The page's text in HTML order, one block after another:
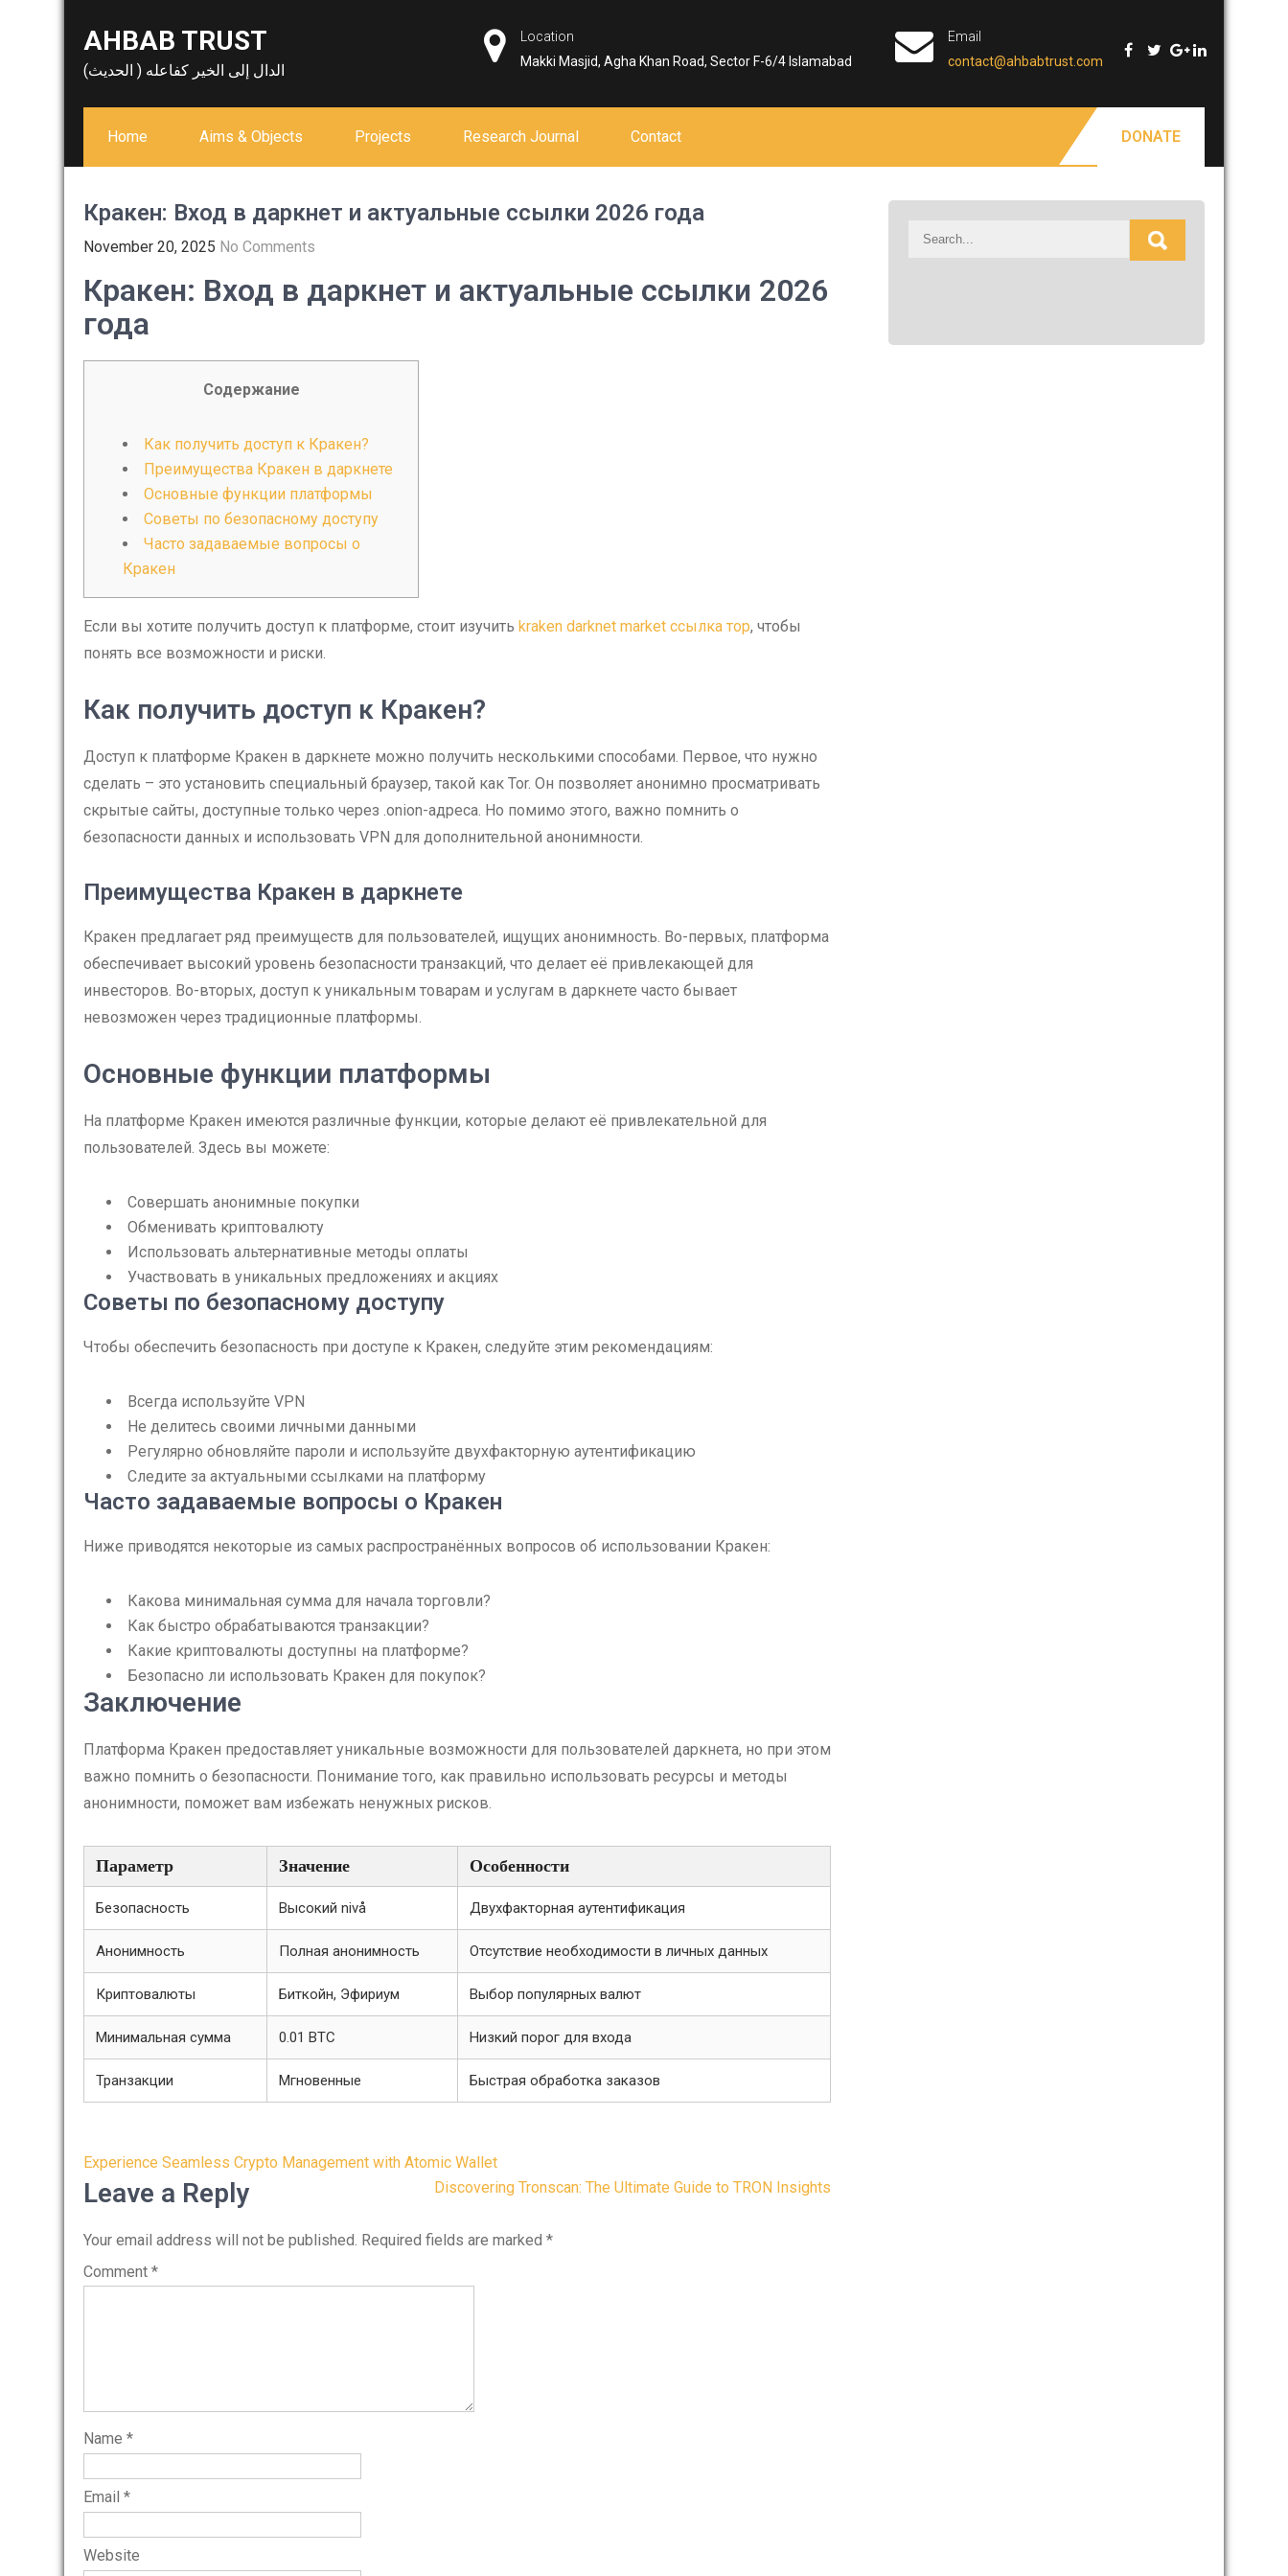
AHBAB TRUST
الدال إلى الخير كفاعله ( الحديث)
Location
Makki Masjid, Agha Khan Road, Sector F-6/4 Islamabad
Email
contact@ahbabtrust.com
Home Aims & Objects Projects Research Journal Contact DONATE
Кракен: Вход в даркнет и актуальные ссылки 2026 года
November 20, 2025 No Comments
Кракен: Вход в даркнет и актуальные ссылки 2026
года
Содержание
Как получить доступ к Кракен?
Преимущества Кракен в даркнете
Основные функции платформы
Советы по безопасному доступу
Часто задаваемые вопросы о
Кракен
Если вы хотите получить доступ к платформе, стоит изучить kraken darknet market ссылка тор, чтобы
понять все возможности и риски.
Как получить доступ к Кракен?
Доступ к платформе Кракен в даркнете можно получить несколькими способами. Первое, что нужно
сделать – это установить специальный браузер, такой как Tor. Он позволяет анонимно просматривать
скрытые сайты, доступные только через .onion-адреса. Но помимо этого, важно помнить о
безопасности данных и использовать VPN для дополнительной анонимности.
Преимущества Кракен в даркнете
Кракен предлагает ряд преимуществ для пользователей, ищущих анонимность. Во-первых, платформа
обеспечивает высокий уровень безопасности транзакций, что делает её привлекающей для
инвесторов. Во-вторых, доступ к уникальным товарам и услугам в даркнете часто бывает
невозможен через традиционные платформы.
Основные функции платформы
На платформе Кракен имеются различные функции, которые делают её привлекательной для
пользователей. Здесь вы можете:
Совершать анонимные покупки
Обменивать криптовалюту
Использовать альтернативные методы оплаты
Участвовать в уникальных предложениях и акциях
Советы по безопасному доступу
Чтобы обеспечить безопасность при доступе к Кракен, следуйте этим рекомендациям:
Всегда используйте VPN
Не делитесь своими личными данными
Регулярно обновляйте пароли и используйте двухфакторную аутентификацию
Следите за актуальными ссылками на платформу
Часто задаваемые вопросы о Кракен
Ниже приводятся некоторые из самых распространённых вопросов об использовании Кракен:
Какова минимальная сумма для начала торговли?
Как быстро обрабатываются транзакции?
Какие криптовалюты доступны на платформе?
Безопасно ли использовать Кракен для покупок?
Заключение
Платформа Кракен предоставляет уникальные возможности для пользователей даркнета, но при этом
важно помнить о безопасности. Понимание того, как правильно использовать ресурсы и методы
анонимности, поможет вам избежать ненужных рисков.
Параметр Значение Особенности
Безопасность Высокий nivå Двухфакторная аутентификация
Анонимность Полная анонимность Отсутствие необходимости в личных данных
Криптовалюты Биткойн, Эфириум Выбор популярных валют
Минимальная сумма 0.01 BTC Низкий порог для входа
Транзакции Мгновенные Быстрая обработка заказов
Post
navigation
Experience Seamless Crypto Management with Atomic Wallet
Discovering Tronscan: The Ultimate Guide to TRON Insights
Leave a Reply
Your email address will not be published. Required fields are marked *
Comment *
Name *
Email *
Website